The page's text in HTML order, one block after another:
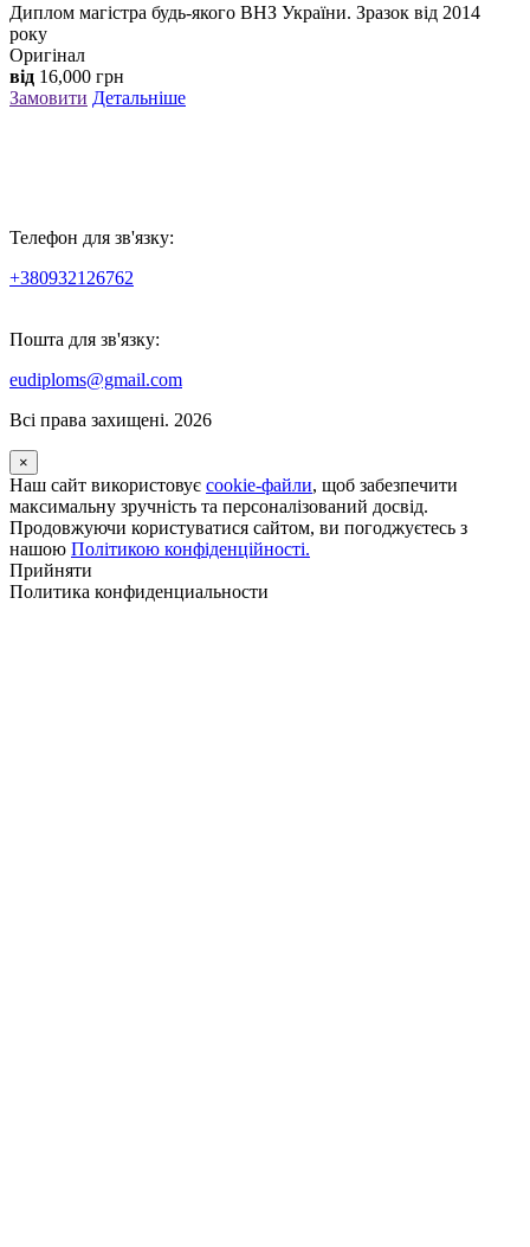
Диплом магістра будь-якого ВНЗ України. Зразок від 2014
року
Оригінал
від 16,000 грн
Замовити Детальніше
Телефон для зв'язку:
+380932126762
Пошта для зв'язку:
eudiploms@gmail.com
Всі права захищені. 2026
×
Наш сайт використовує cookie-файли, щоб забезпечити
максимальну зручність та персоналізований досвід.
Продовжуючи користуватися сайтом, ви погоджуєтесь з
нашою Політикою конфіденційності.
Прийняти
Политика конфиденциальности